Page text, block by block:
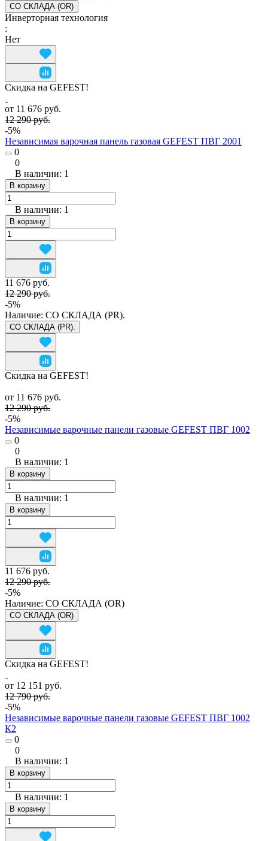
СО СКЛАДА (OR)
Инверторная технология
:
Нет
Скидка на GEFEST!
от 11 676 руб.
12 290 руб.
-5%
Независимая варочная панель газовая GEFEST ПВГ 2001
0
0
В наличии: 1
В корзину
В наличии: 1
В корзину
11 676 руб.
12 290 руб.
-5%
Наличие: СО СКЛАДА (PR).
СО СКЛАДА (PR).
Скидка на GEFEST!
от 11 676 руб.
12 290 руб.
-5%
Независимые варочные панели газовые GEFEST ПВГ 1002
0
0
В наличии: 1
В корзину
В наличии: 1
В корзину
11 676 руб.
12 290 руб.
-5%
Наличие: СО СКЛАДА (OR)
СО СКЛАДА (OR)
Скидка на GEFEST!
от 12 151 руб.
12 790 руб.
-5%
Независимые варочные панели газовые GEFEST ПВГ 1002
К2
0
0
В наличии: 1
В корзину
В наличии: 1
В корзину